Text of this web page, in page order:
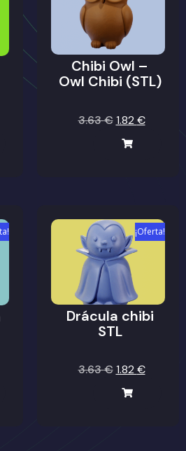
Chibi Owl –
Owl Chibi (STL)
3.63€ 1.82 €
¡Oferta!
Drácula chibi
STL
3.63€ 1.82 €